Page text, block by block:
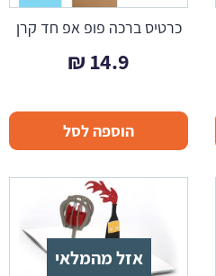
כרטיס ברכה פופ אפ חד קרן
14.9
₪
הוספה לסל
אזל מהמלאי